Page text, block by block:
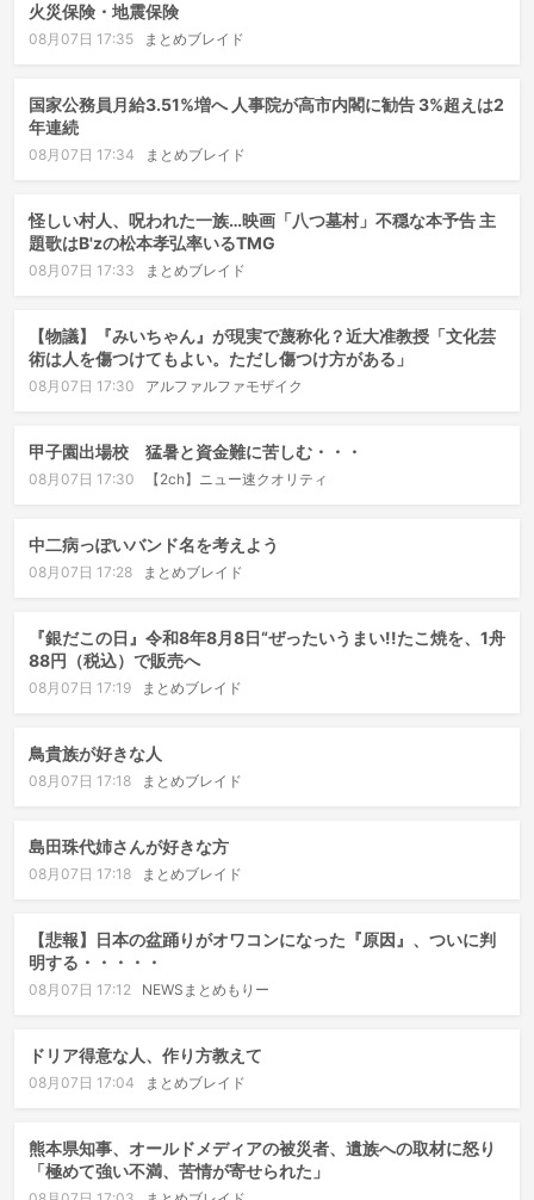
火災保険・地震保険
08月07日 17:35 まとめブレイド
国家公務員月給3.51%増へ 人事院が高市内閣に勧告 3%超えは2
年連続
08月07日 17:34 まとめブレイド
怪しい村人、呪われた一族…映画「八つ墓村」不穏な本予告 主
題歌はB'zの松本孝弘率いるTMG
08月07日 17:33 まとめブレイド
【物議】『みいちゃん』が現実で蔑称化？近大准教授「文化芸
術は人を傷つけてもよい。ただし傷つけ方がある」
08月07日 17:30 アルファルファモザイク
甲子園出場校 猛暑と資金難に苦しむ・・・
08月07日 17:30 【2ch】ニュー速クオリティ
中二病っぽいバンド名を考えよう
08月07日 17:28 まとめブレイド
『銀だこの日』令和8年8月8日“ぜったいうまい!!たこ焼を、1舟
88円（税込）で販売へ
08月07日 17:19 まとめブレイド
鳥貴族が好きな人
08月07日 17:18 まとめブレイド
島田珠代姉さんが好きな方
08月07日 17:18 まとめブレイド
【悲報】日本の盆踊りがオワコンになった『原因』、ついに判
明する・・・・・
08月07日 17:12 NEWSまとめもりー
ドリア得意な人、作り方教えて
08月07日 17:04 まとめブレイド
熊本県知事、オールドメディアの被災者、遺族への取材に怒り
「極めて強い不満、苦情が寄せられた」